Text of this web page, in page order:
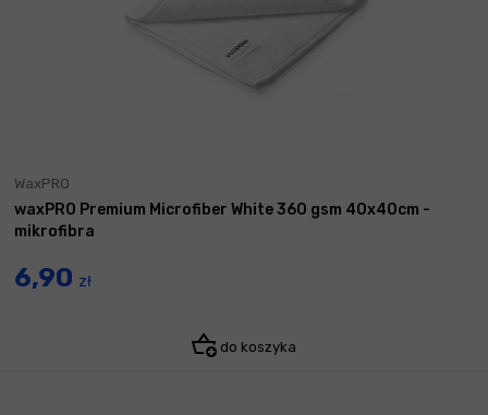
WaxPRO
waxPRO Premium Microfiber White 360 gsm 40x40cm -
mikrofibra
6,90 zł
do koszyka